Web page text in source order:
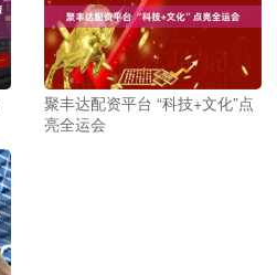
聚丰达配资平台 “科技+文化”点
亮全运会